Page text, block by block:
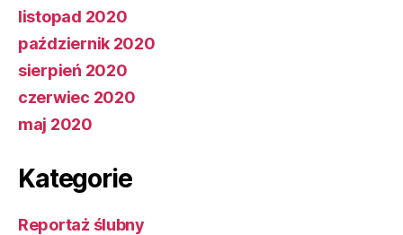
listopad 2020
październik 2020
sierpień 2020
czerwiec 2020
maj 2020
Kategorie
Reportaż ślubny